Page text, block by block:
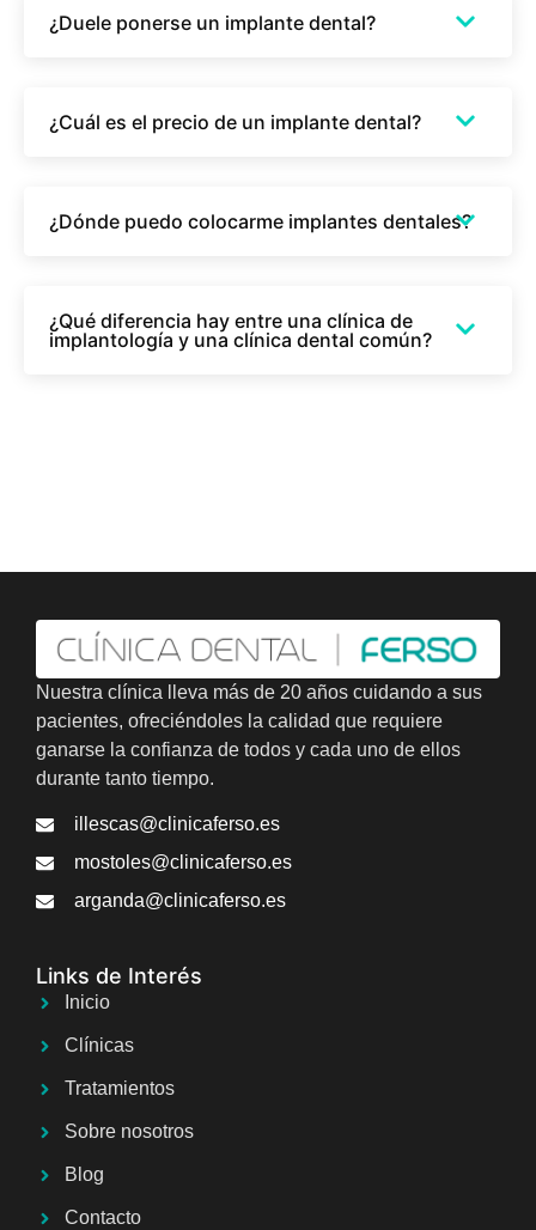
¿Duele ponerse un implante dental?
¿Cuál es el precio de un implante dental?
¿Dónde puedo colocarme implantes dentales?
¿Qué diferencia hay entre una clínica de
implantología y una clínica dental común?
Nuestra clínica lleva más de 20 años cuidando a sus
pacientes, ofreciéndoles la calidad que requiere
ganarse la confianza de todos y cada uno de ellos
durante tanto tiempo.
illescas@clinicaferso.es
mostoles@clinicaferso.es
arganda@clinicaferso.es
Links de Interés
Inicio
Clínicas
Tratamientos
Sobre nosotros
Blog
Contacto